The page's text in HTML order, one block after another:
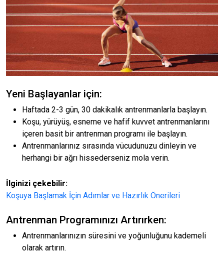
Yeni Başlayanlar için:
Haftada 2-3 gün, 30 dakikalık antrenmanlarla başlayın.
Koşu, yürüyüş, esneme ve hafif kuvvet antrenmanlarını
içeren basit bir antrenman programı ile başlayın.
Antrenmanlarınız sırasında vücudunuzu dinleyin ve
herhangi bir ağrı hissederseniz mola verin.
İlginizi çekebilir:
Koşuya Başlamak İçin Adımlar ve Hazırlık Önerileri
Antrenman Programınızı Artırırken:
Antrenmanlarınızın süresini ve yoğunluğunu kademeli
olarak artırın.